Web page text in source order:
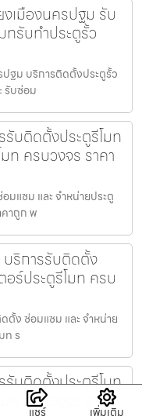
เมืองนครปฐม รับ
ทรับทำประตูรั้ว
ฐม บริการติดตั้งประตูรั้ว
รับซ่อม
รับติดตั้งประตูรีโมท
ท ครบวงจร ราคา
มแซม และ จำหน่ายประตู
คาถูก พ
ริการรับติดตั้ง
อร์ประตูรีโมท ครบ
ง ซ่อมแซม และ จำหน่าย
ท ร
รับติดตั้งประตูรีโมท
ท ครบวงจร ราคา
แชร์ เพิ่มเติม